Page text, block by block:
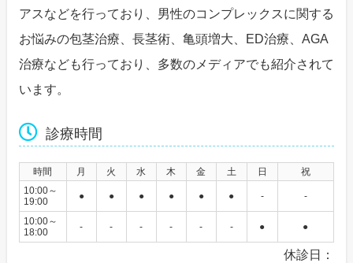
アスなどを行っており、男性のコンプレックスに関する
お悩みの包茎治療、長茎術、亀頭増大、ED治療、AGA
治療なども行っており、多数のメディアでも紹介されて
います。
診療時間
時間 月 火 水 木 金 土 日
祝
10:00～
19:00
● ● ● ● ● ● - -
10:00～
18:00
- - - - - - ● ●
休診日：